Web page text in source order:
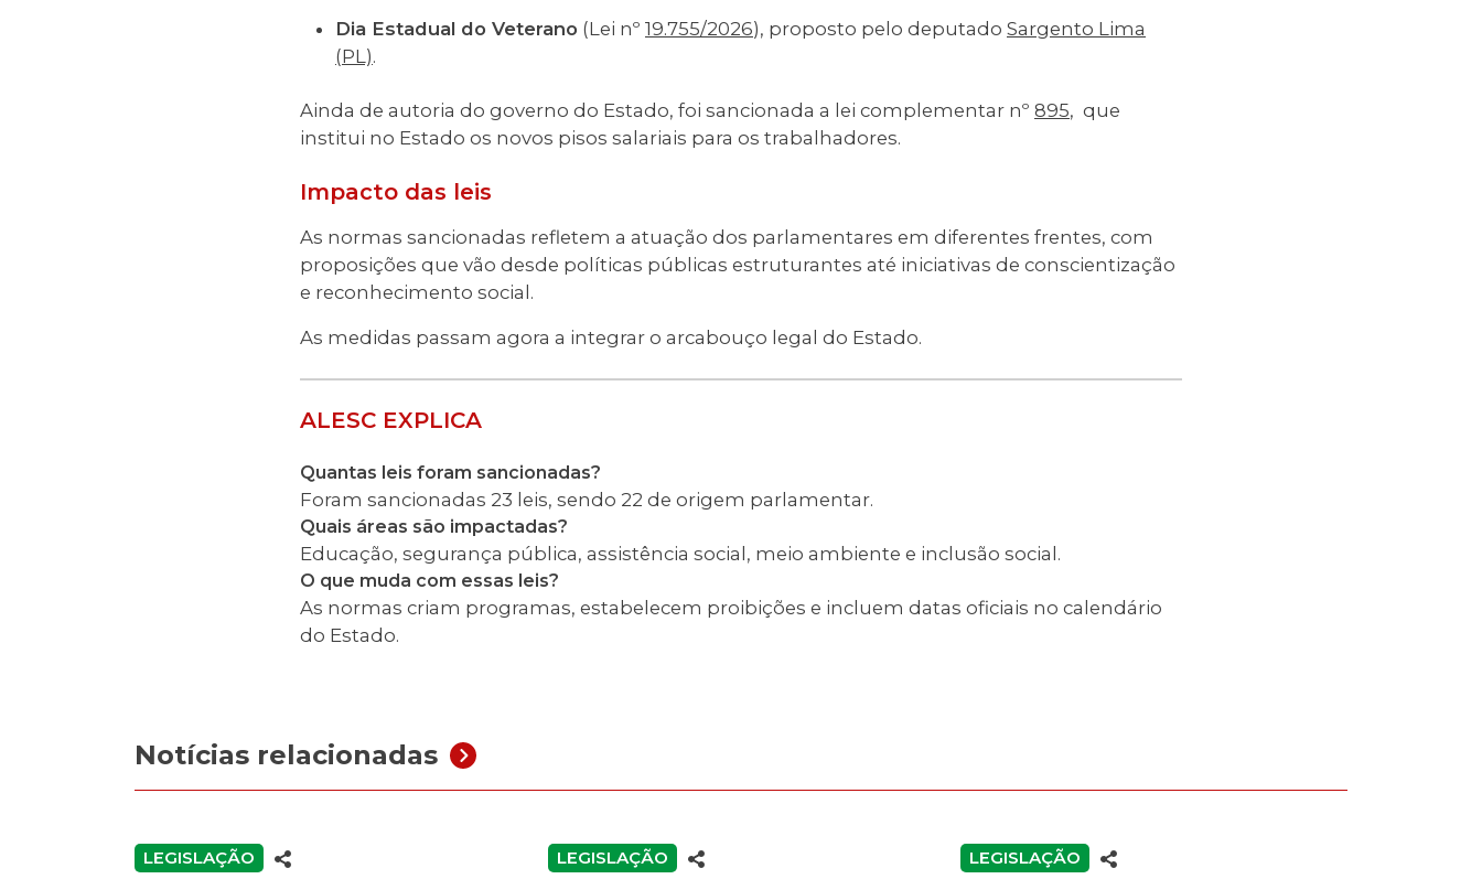
Dia Estadual do Veterano (Lei nº 19.755/2026), proposto pelo deputado Sargento Lima
(PL).
Ainda de autoria do governo do Estado, foi sancionada a lei complementar nº 895, que
institui no Estado os novos pisos salariais para os trabalhadores.
Impacto das leis
As normas sancionadas refletem a atuação dos parlamentares em diferentes frentes, com
proposições que vão desde políticas públicas estruturantes até iniciativas de conscientização
e reconhecimento social.
As medidas passam agora a integrar o arcabouço legal do Estado.
ALESC EXPLICA
Quantas leis foram sancionadas?
Foram sancionadas 23 leis, sendo 22 de origem parlamentar.
Quais áreas são impactadas?
Educação, segurança pública, assistência social, meio ambiente e inclusão social.
O que muda com essas leis?
As normas criam programas, estabelecem proibições e incluem datas oficiais no calendário
do Estado.
Notícias relacionadas
LEGISLAÇÃO LEGISLAÇÃO LEGISLAÇÃO